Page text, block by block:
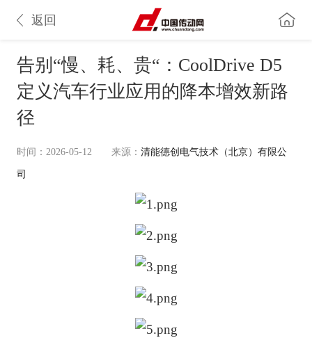
返回
告别“慢、耗、贵“：CoolDrive D5
定义汽车行业应用的降本增效新路
径
时间：2026-05-12 来源： 清能德创电气技术（北京）有限公
司